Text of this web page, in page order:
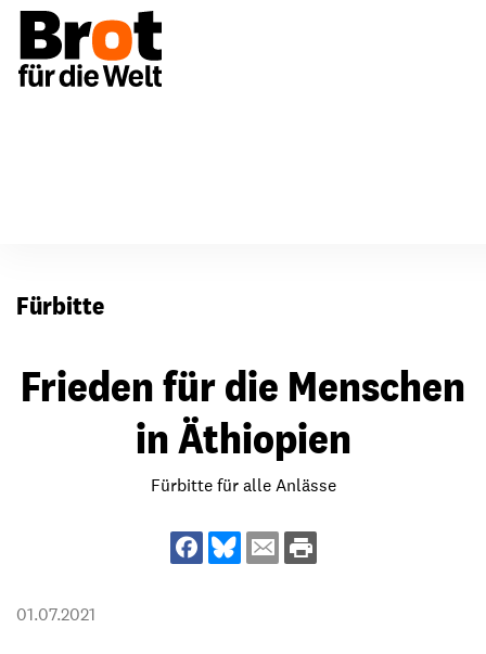
Fürbitte
Frieden für die Menschen
in Äthiopien
Fürbitte für alle Anlässe
01.07.2021